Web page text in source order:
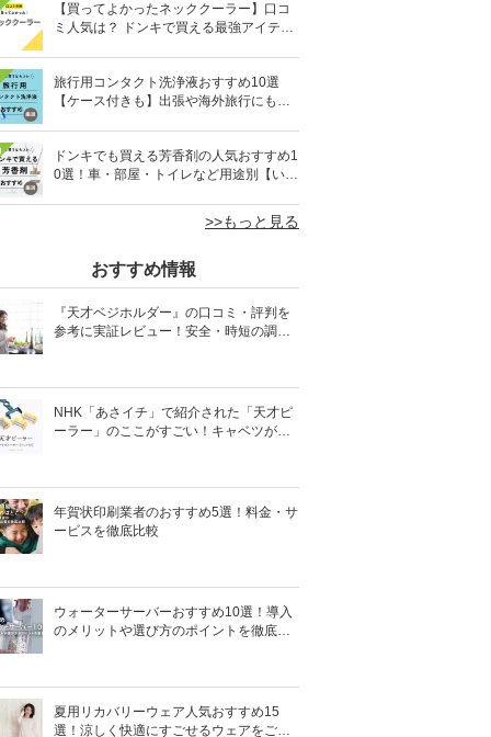
【買ってよかったネッククーラー】口コ
ミ人気は？ ドンキで買える最強アイテム
旅行用コンタクト洗浄液おすすめ10選
【ケース付きも】出張や海外旅行にも便
ドンキでも買える芳香剤の人気おすすめ1
0選！車・部屋・トイレなど用途別【いい
>>もっと見る
おすすめ情報
『天才ベジホルダー』の口コミ・評判を
参考に実証レビュー！安全・時短の調理
NHK「あさイチ」で紹介された「天才ピ
ーラー」のここがすごい！キャベツがほ
年賀状印刷業者のおすすめ5選！料金・サ
ービスを徹底比較
ウォーターサーバーおすすめ10選！導入
のメリットや選び方のポイントを徹底解
夏用リカバリーウェア人気おすすめ15
選！涼しく快適にすごせるウェアをご紹